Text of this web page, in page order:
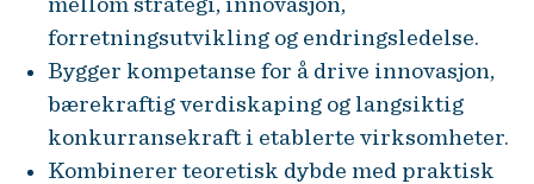
mellom strategi, innovasjon,
forretningsutvikling og endringsledelse.
Bygger kompetanse for å drive innovasjon,
bærekraftig verdiskaping og langsiktig
konkurransekraft i etablerte virksomheter.
Kombinerer teoretisk dybde med praktisk